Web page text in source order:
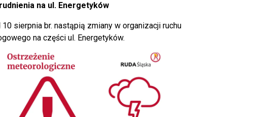
na ul. Energetyków
10 sierpnia br. nastąpią zmiany w organizacji ruchu
na części ul. Energetyków.